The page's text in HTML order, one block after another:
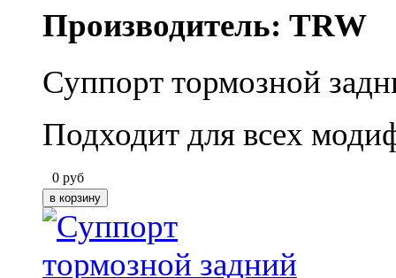
Производитель: TRW
Суппорт тормозной
Подходит для всех
0 руб